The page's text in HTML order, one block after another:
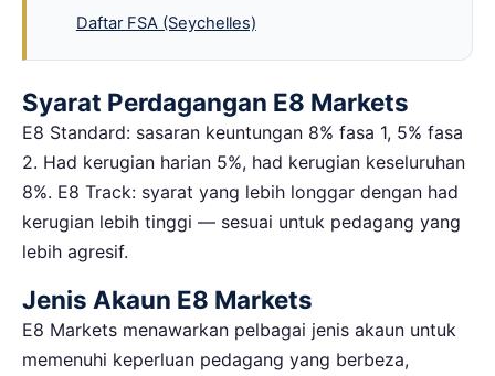
Daftar FSA (Seychelles)
Syarat Perdagangan E8 Markets
E8 Standard: sasaran keuntungan 8% fasa 1, 5% fasa
2. Had kerugian harian 5%, had kerugian keseluruhan
8%. E8 Track: syarat yang lebih longgar dengan had
kerugian lebih tinggi — sesuai untuk pedagang yang
lebih agresif.
Jenis Akaun E8 Markets
E8 Markets menawarkan pelbagai jenis akaun untuk
memenuhi keperluan pedagang yang berbeza,